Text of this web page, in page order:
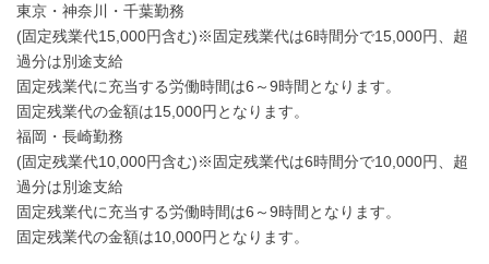
東京・神奈川・千葉勤務
(固定残業代15,000円含む)※固定残業代は6時間分で15,000円、超
過分は別途支給
固定残業代に充当する労働時間は6～9時間となります。
固定残業代の金額は15,000円となります。
福岡・長崎勤務
(固定残業代10,000円含む)※固定残業代は6時間分で10,000円、超
過分は別途支給
固定残業代に充当する労働時間は6～9時間となります。
固定残業代の金額は10,000円となります。